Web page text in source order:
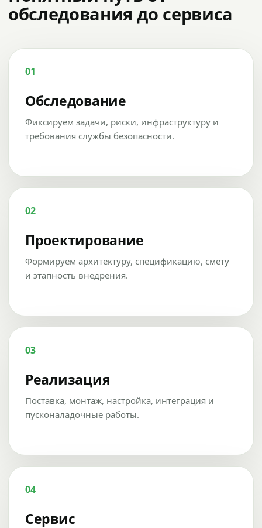
обследования до сервиса
01
Обследование
Фиксируем задачи, риски, инфраструктуру и
требования службы безопасности.
02
Проектирование
Формируем архитектуру, спецификацию, смету
и этапность внедрения.
03
Реализация
Поставка, монтаж, настройка, интеграция и
пусконаладочные работы.
04
Сервис